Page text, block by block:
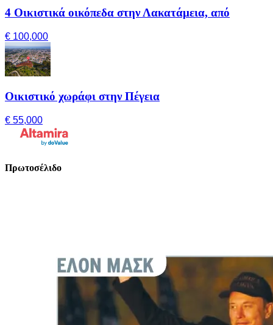
4 Οικιστικά οικόπεδα στην Λακατάμεια, από
€ 100,000
Οικιστικό χωράφι στην Πέγεια
€ 55,000
Πρωτοσέλιδο